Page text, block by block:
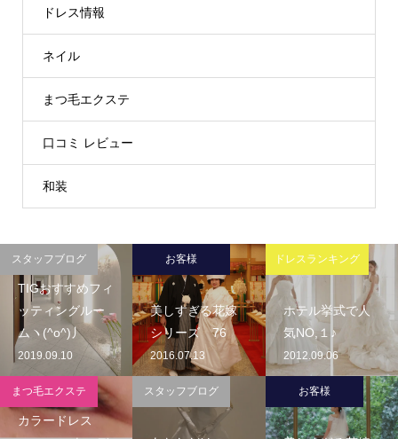
ドレス情報
ネイル
まつ毛エクステ
口コミ レビュー
和装
TIGおすすめフィ
ッティングルー
ムヽ(^o^)丿
2019.09.10
スタッフブログ
美しすぎる花嫁
シリーズ 76
2016.07.13
お客様
ホテル挙式で人
気NO,１♪
2012.09.06
ドレスランキング
カラードレス
まつ毛エクステ スタッフブログ お客様